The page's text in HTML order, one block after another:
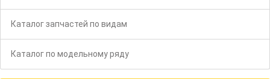
Каталог запчастей по видам
Каталог по модельному ряду